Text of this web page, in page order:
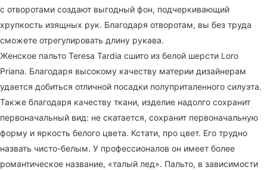
с отворотами создают выгодный фон, подчеркивающий
хрупкость изящных рук. Благодаря отворотам, вы без труда
сможете отрегулировать длину рукава.
Женское пальто Teresa Tardia сшито из белой шерсти Loro
Priana. Благодаря высокому качеству материи дизайнерам
удается добиться отличной посадки полуприталенного силуэта.
Также благодаря качеству ткани, изделие надолго сохранит
первоначальный вид: не скатается, сохранит первоначальную
форму и яркость белого цвета. Кстати, про цвет. Его трудно
назвать чисто-белым. У профессионалов он имеет более
романтическое название, «талый лед». Пальто, в зависимости